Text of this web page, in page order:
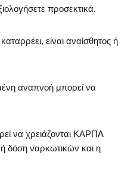
προσεκτικά.
είναι αναίσθητος ή
αναπνοή μπορεί να
να χρειάζονται ΚΑΡΠΑ
δόση ναρκωτικών και η